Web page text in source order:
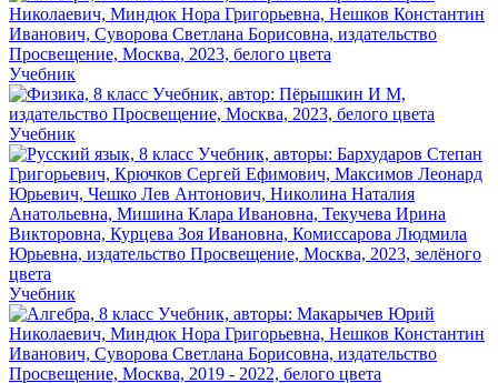
Учебник
Учебник
Учебник